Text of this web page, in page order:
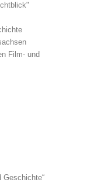
Film- und
Geschichte“